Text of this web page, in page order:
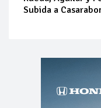
Subida a